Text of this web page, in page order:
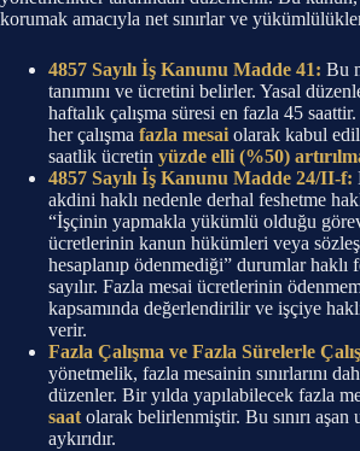
korumak amacıyla net sınırlar ve
4857 Sayılı İş Kanunu Madde 41: Bu
tanımını ve ücretini belirler. Yasal
haftalık çalışma süresi en fazla 45
her çalışma fazla mesai olarak kabul
saatlik ücretin yüzde elli (%50)
4857 Sayılı İş Kanunu Madde 24/II-f:
akdini haklı nedenle derhal feshetme
“İşçinin yapmakla yükümlü olduğu
ücretlerinin kanun hükümleri veya
hesaplanıp ödenmediği” durumlar haklı
sayılır. Fazla mesai ücretlerinin
kapsamında değerlendirilir ve işçiye
verir.
Fazla Çalışma ve Fazla Sürelerle
yönetmelik, fazla mesainin sınırlarını
düzenler. Bir yılda yapılabilecek fazla
saat olarak belirlenmiştir. Bu sınırı
aykırıdır.